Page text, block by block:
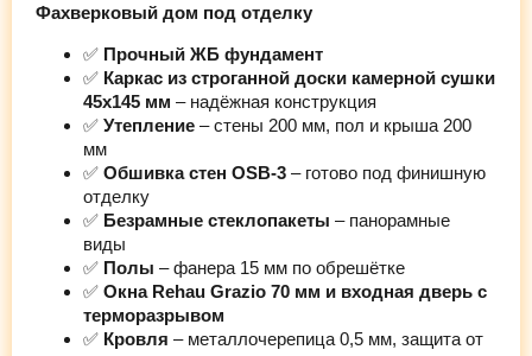
Фахверковый дом под отделку
✅ Прочный ЖБ фундамент
✅ Каркас из строганной доски камерной сушки
45х145 мм – надёжная конструкция
✅ Утепление – стены 200 мм, пол и крыша 200
мм
✅ Обшивка стен OSB-3 – готово под финишную
отделку
✅ Безрамные стеклопакеты – панорамные
виды
✅ Полы – фанера 15 мм по обрешётке
✅ Окна Rehau Grazio 70 мм и входная дверь с
терморазрывом
✅ Кровля – металлочерепица 0,5 мм, защита от